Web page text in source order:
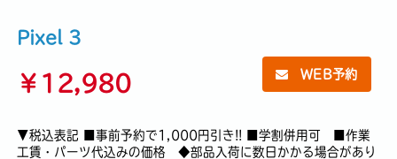
Pixel 3
￥ 12,980
▼税込表記 ■事前予約で1,000円引き!! ■学割併用可 ■作業
工賃・パーツ代込みの価格 ◆部品入荷に数日かかる場合があり
WEB予約